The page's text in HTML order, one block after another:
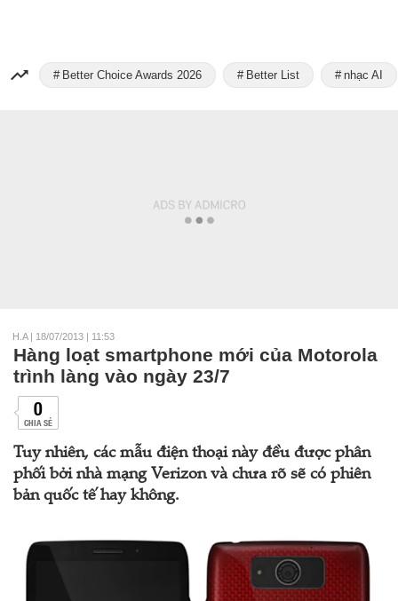
Better Choice Awards 2026 Better List nhạc AI
H.A | 18/07/2013 | 11:53
Hàng loạt smartphone mới của Motorola
trình làng vào ngày 23/7
0
CHIA SẺ
Tuy nhiên, các mẫu điện thoại này đều được phân
phối bởi nhà mạng Verizon và chưa rõ sẽ có phiên
bản quốc tế hay không.